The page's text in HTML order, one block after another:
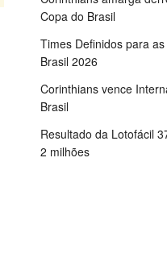
Copa do Brasil
Times Definidos para
Brasil 2026
Corinthians vence
Brasil
Resultado da Lotofácil
2 milhões